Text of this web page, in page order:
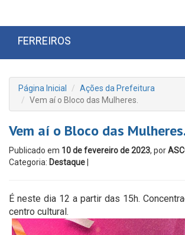
FERREIROS
Página Inicial
Ações da Prefeitura
Vem aí o Bloco das Mulheres.
Vem aí o Bloco das
Publicado em 10 de fevereiro de 2023, por
Categoria: Destaque
É neste dia 12 a partir das 15h.
centro cultural.